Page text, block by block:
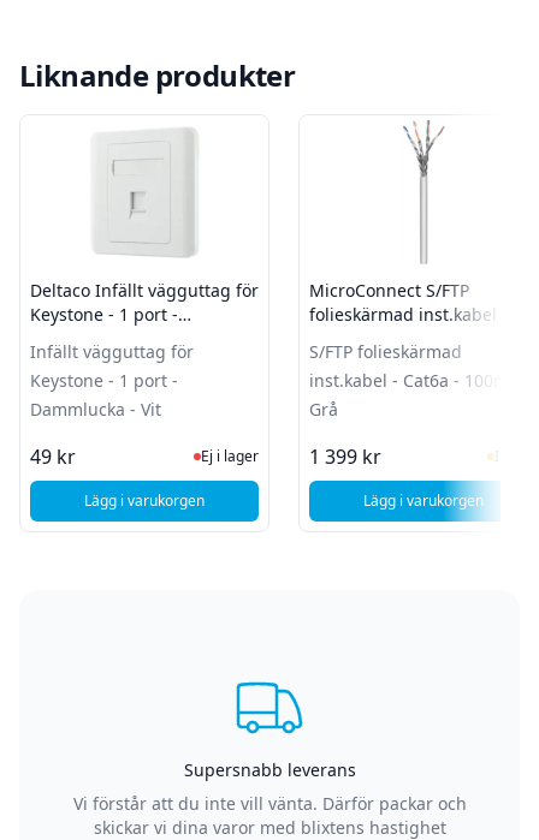
Liknande produkter
Deltaco Infällt vägguttag för
Keystone - 1 port -
Infällt vägguttag för
Keystone - 1 port -
Dammlucka - Vit
49 kr Ej i lager, besök produktsidan för
Ej i lager
Lägg i varukorgen, Deltaco Infällt vägguttag för Keystone - 1 port -
MicroConnect S/FTP
folieskärmad inst.kabel -
S/FTP folieskärmad
inst.kabel - Cat6a - 100m -
Grå
1 399 kr I
Lägg i varukorgen
, MicroConnect
Supersnabb leverans
Vi förstår att du inte vill vänta. Därför packar och
skickar vi dina varor med blixtens hastighet